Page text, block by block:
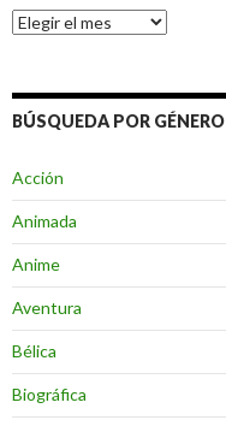
Archivos
BÚSQUEDA POR GÉNERO
Acción
Animada
Anime
Aventura
Bélica
Biográfica